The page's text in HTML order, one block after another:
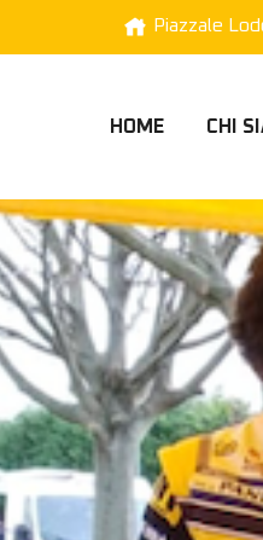
Piazzale
HOME CHI